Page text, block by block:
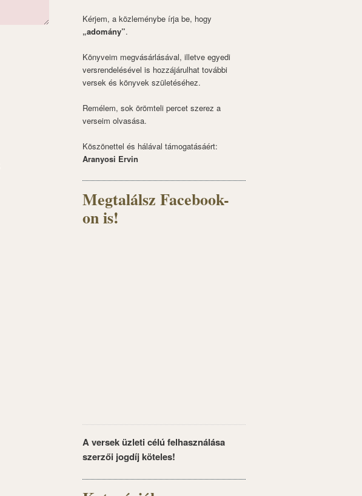
Kérjem, a közleménybe írja be, hogy
„adomány”.
Könyveim megvásárlásával, illetve egyedi
versrendelésével is hozzájárulhat további
versek és könyvek születéséhez.
Remélem, sok örömteli percet szerez a
verseim olvasása.
Köszönettel és hálával támogatásáért:
Aranyosi Ervin
Megtalálsz Facebook-
on is!
A versek üzleti célú felhasználása
szerzői jogdíj köteles!